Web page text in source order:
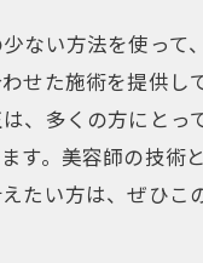
ない方法を使って
せた施術を提供し
、多くの方にとっ
す。美容師の技術
たい方は、ぜひこ